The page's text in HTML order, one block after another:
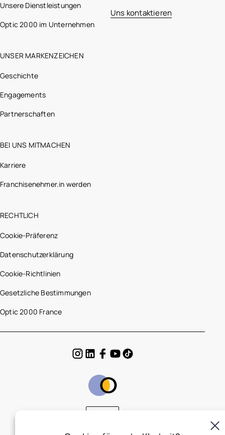
Unsere Dienstleistungen
Optic 2000 im Unternehmen
UNSER MARKENZEICHEN
Geschichte
Engagements
Partnerschaften
BEI UNS MITMACHEN
Karriere
Franchisenehmer.in werden
RECHTLICH
Cookie-Präferenz
Datenschutzerklärung
Cookie-Richtlinien
Gesetzliche Bestimmungen
Optic 2000 France
Uns kontaktieren